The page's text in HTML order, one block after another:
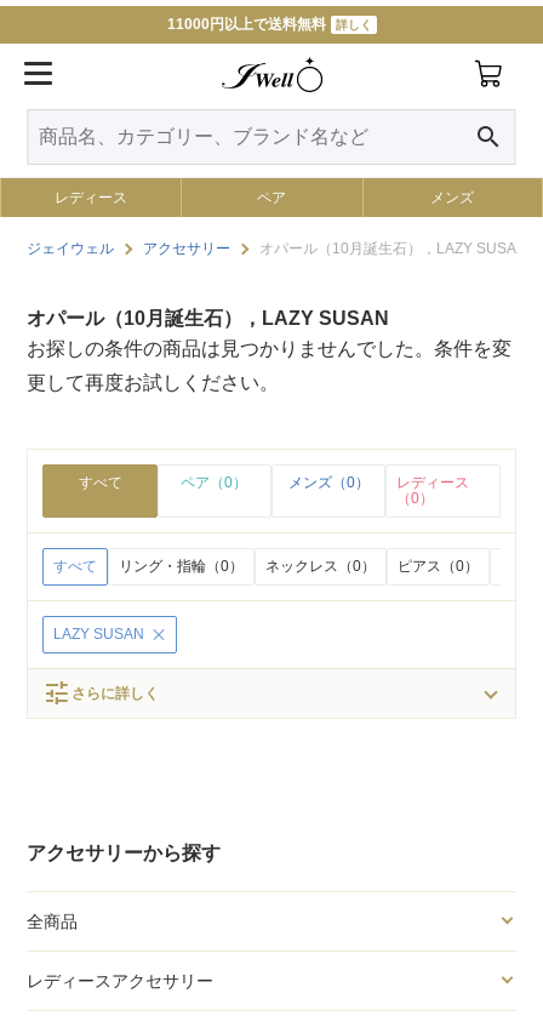
11000円以上で送料無料 詳しく
search
レディース ペア メンズ
ジェイウェル アクセサリー オパール（10月誕生石），LAZY SUSAN
アクセサリーから探す
全商品
レディースアクセサリー
オパール（10月誕生石），LAZY SUSAN
お探しの条件の商品は見つかりませんでした。条件を変
更して再度お試しください。
すべて ペア（0） メンズ（0）
レディース
（0）
すべて リング・指輪（0） ネックレス（0） ピアス（0）
LAZY SUSAN
tune さらに詳しく